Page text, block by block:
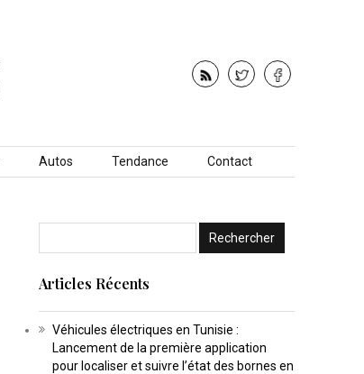
Autos Tendance Contact
Articles Récents
Véhicules électriques en Tunisie :
Lancement de la première application
pour localiser et suivre l’état des bornes en